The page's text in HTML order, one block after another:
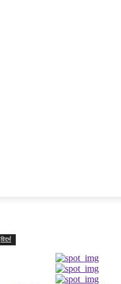
विदर्भ